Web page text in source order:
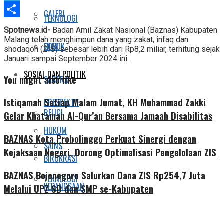
TEKNOLOGI
SOSOK
SOSIAL DAN POLITIK
PRESPEKTIF
HUKUM
BIROKRASI
KEBANGSAAN
GALERI
FILM
SASTRA
RELIGI
SAINS
TEKNOLOGI
Telegram
Share
Spotnews.id- Badan Amil Zakat Nasional (Baznas) Kabupaten
Malang telah menghimpun dana yang zakat, infaq dan
shodaqoh (ZIS) sebesar lebih dari Rp8,2 miliar, terhitung sejak
Januari sampai September 2024 ini.
You might also like
Istiqamah Setiap Malam Jumat, KH Muhammad Zakki
Gelar Khataman Al-Qur’an Bersama Jamaah Disabilitas
BAZNAS Kota Probolinggo Perkuat Sinergi dengan
Kejaksaan Negeri, Dorong Optimalisasi Pengelolaan ZIS
BAZNAS Bojonegoro Salurkan Dana ZIS Rp254,7 Juta
Melalui UPZ SD dan SMP se-Kabupaten